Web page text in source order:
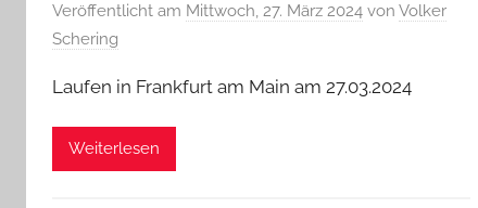
Veröffentlicht am Mittwoch, 27. März 2024 von Volker
Schering
Laufen in Frankfurt am Main am 27.03.2024
Weiterlesen